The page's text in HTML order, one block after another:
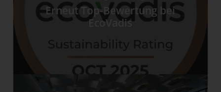
Erneut Top-Bewertung bei
EcoVadis